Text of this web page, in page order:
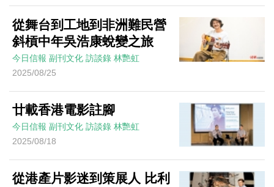
從舞台到工地到非洲難民營
斜槓中年吳浩康蛻變之旅
今日信報 副刊文化 訪談錄 林艷虹
2025/08/25
廿載香港電影註腳
今日信報 副刊文化 訪談錄 林艷虹
2025/08/18
從港產片影迷到策展人 比利